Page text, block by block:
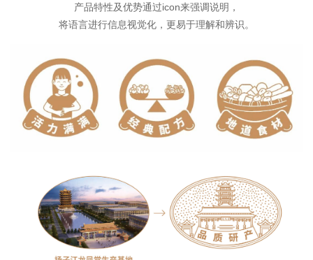
产品特性及优势通过icon来强调说明，
将语言进行信息视觉化，更易于理解和辨识。